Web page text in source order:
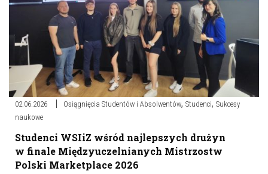
02.06.2026 Osiągnięcia Studentów i Absolwentów, Studenci, Sukcesy
naukowe
Studenci WSIiZ wśród najlepszych drużyn
w finale Międzyuczelnianych Mistrzostw
Polski Marketplace 2026